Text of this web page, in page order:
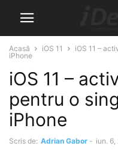
Acasă iOS 11
iOS 11 –
iPhone
iOS 11 –
pentru o
iPhone
Scris de: Adrian Gabor - iun. 6,